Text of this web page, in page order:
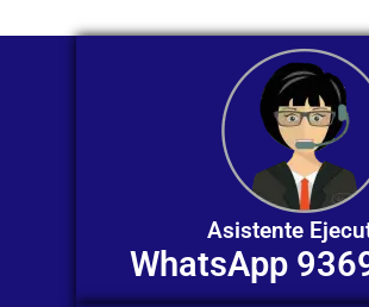
Asistente
WhatsApp